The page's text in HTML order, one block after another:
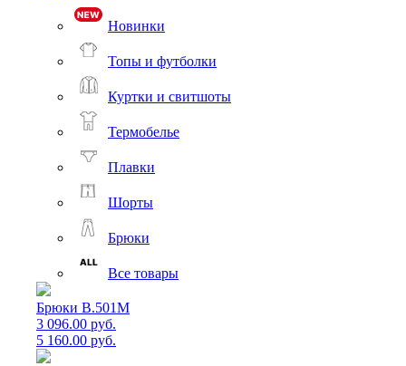
Новинки
Топы и футболки
Куртки и свитшоты
Термобелье
Плавки
Шорты
Брюки
Все товары
Брюки B.501M
3 096.00 руб.
5 160.00 руб.